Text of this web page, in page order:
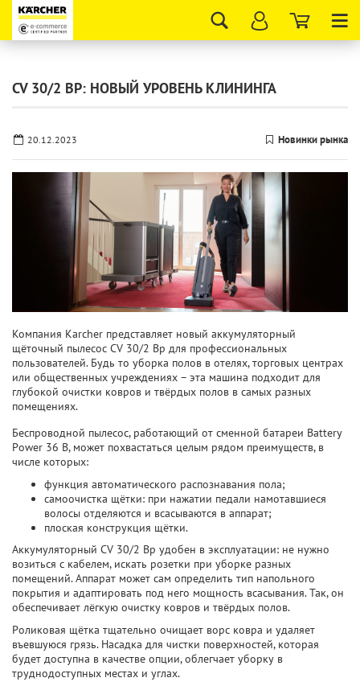
CV 30/2 BP: НОВЫЙ УРОВЕНЬ КЛИНИНГА
20.12.2023 Новинки рынка
Компания Karcher представляет новый аккумуляторный
щёточный пылесос CV 30/2 Bp для профессиональных
пользователей. Будь то уборка полов в отелях, торговых центрах
или общественных учреждениях – эта машина подходит для
глубокой очистки ковров и твёрдых полов в самых разных
помещениях.
Беспроводной пылесос, работающий от сменной батареи Battery
Power 36 В, может похвастаться целым рядом преимуществ, в
числе которых:
функция автоматического распознавания пола;
самоочистка щётки: при нажатии педали намотавшиеся
волосы отделяются и всасываются в аппарат;
плоская конструкция щётки.
Аккумуляторный CV 30/2 Bp удобен в эксплуатации: не нужно
возиться с кабелем, искать розетки при уборке разных
помещений. Аппарат может сам определить тип напольного
покрытия и адаптировать под него мощность всасывания. Так, он
обеспечивает лёгкую очистку ковров и твёрдых полов.
Роликовая щётка тщательно очищает ворс ковра и удаляет
въевшуюся грязь. Насадка для чистки поверхностей, которая
будет доступна в качестве опции, облегчает уборку в
труднодоступных местах и углах.